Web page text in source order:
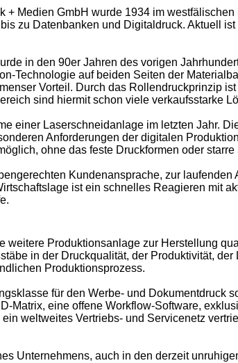
Medien GmbH wurde 1934 im
zu Datenbanken und Digitaldruck. Aktuell
in den 90er Jahren des vorigen
Technologie auf beiden Seiten der
Vorteil. Durch das Rollendruckprinzip
sind hiermit schon viele verkaufsstarke
einer Laserschneidanlage im letzten Jahr.
Anforderungen der digitalen
ohne das feste Druckformen oder
Kundenansprache, zur laufenden
ist ein schnelles Reagieren mit
Produktionsanlage zur Herstellung
in der Druckqualität, der Produktivität, der
Produktionsprozess.
für den Werbe- und Dokumentdruck
Matrix, eine offene Workflow-Software,
weltweites Vertriebs- und Servicenetz
Unternehmens, auch in den derzeit